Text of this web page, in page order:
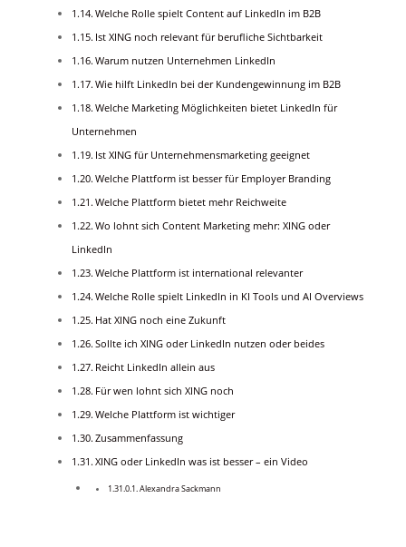
Welche Rolle spielt Content auf LinkedIn im B2B
Ist XING noch relevant für berufliche Sichtbarkeit
Warum nutzen Unternehmen LinkedIn
Wie hilft LinkedIn bei der Kundengewinnung im B2B
Welche Marketing Möglichkeiten bietet LinkedIn für
Unternehmen
Ist XING für Unternehmensmarketing geeignet
Welche Plattform ist besser für Employer Branding
Welche Plattform bietet mehr Reichweite
Wo lohnt sich Content Marketing mehr: XING oder
LinkedIn
Welche Plattform ist international relevanter
Welche Rolle spielt LinkedIn in KI Tools und AI Overviews
Hat XING noch eine Zukunft
Sollte ich XING oder LinkedIn nutzen oder beides
Reicht LinkedIn allein aus
Für wen lohnt sich XING noch
Welche Plattform ist wichtiger
Zusammenfassung
XING oder LinkedIn was ist besser – ein Video
Alexandra Sackmann